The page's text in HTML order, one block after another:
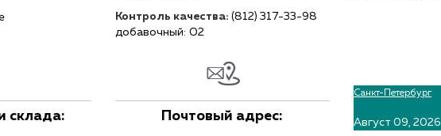
Контроль качества: (812) 317-33-98
добавочный: 02
склада: Почтовый адрес:
Санкт-Петербург
Август 09, 2026